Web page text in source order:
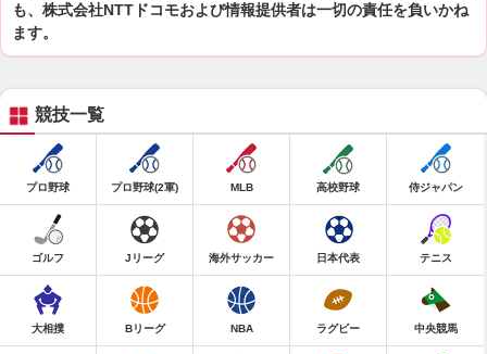
も、株式会社NTTドコモおよび情報提供者は一切の責任を負いかね
ます。
競技一覧
プロ野球 プロ野球(2軍) MLB 高校野球 侍ジャパン
ゴルフ Jリーグ 海外サッカー 日本代表 テニス
大相撲 Bリーグ NBA ラグビー 中央競馬